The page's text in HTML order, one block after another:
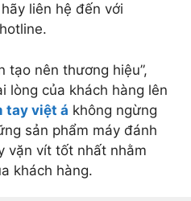
liên hệ đến với
tạo nên thương hiệu”,
lòng của khách hàng lên
tay việt á không ngừng
sản phẩm máy đánh
vặn vít tốt nhất nhằm
khách hàng.